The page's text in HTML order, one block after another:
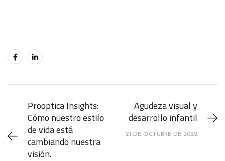
Prooptica Insights:
Cómo nuestro estilo
de vida está
cambiando nuestra
visión.
Agudeza visual y
desarrollo infantil
21 DE OCTUBRE DE 2022